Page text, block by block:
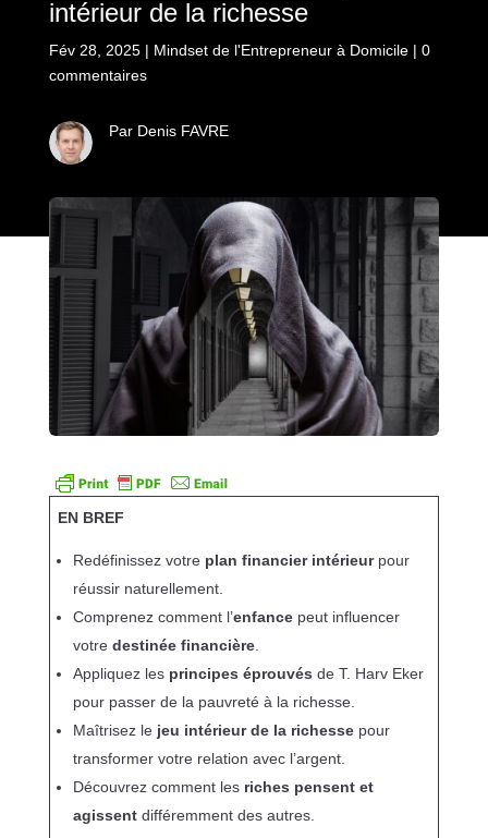
intérieur de la richesse
Fév 28, 2025| Mindset de l'Entrepreneur à Domicile| 0
commentaires
Par Denis FAVRE
EN BREF
Redéfinissez votre plan financier intérieurpour
réussir naturellement.
Comprenez comment l’enfancepeut influencer
votre destinée financière.
Appliquez les principes éprouvés de T. Harv Eker
pour passer de la pauvreté à la richesse.
Maîtrisez le jeu intérieur de la richessepour
transformer votre relation avec l’argent.
Découvrez comment les riches pensent et
agissentdifféremment des autres.